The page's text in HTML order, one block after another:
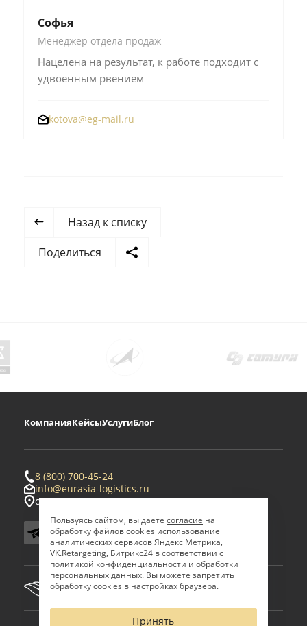
Софья
Менеджер отдела продаж
Нацелена на результат, к работе подходит с
удвоенным рвением
kotova@eg-mail.ru
Назад к списку
Поделиться
КомпанияКейсыУслугиБлог
8 (800) 700-45-24
info@eurasia-logistics.ru
с. Ровное, территория ТОР «Амурская»
Пользуясь сайтом, вы даете согласие на
обработкуфайлов cookies использование
аналитических сервисов Яндекс Метрика,
VK.Retargeting, Битрикс24 в соответствии с
политикой конфиденциальности и обработки
персональных данных. Вы можете запретить
обработку cookies в настройках браузера.
Принять